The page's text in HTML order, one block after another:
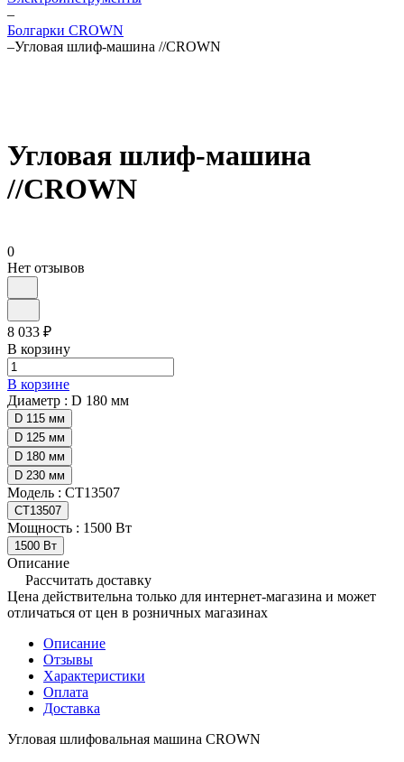
–
Болгарки CROWN
–Угловая шлиф-машина //CROWN
Угловая шлиф-машина
//CROWN
0
Нет отзывов
8 033 ₽
В корзину
В корзине
Диаметр : D 180 мм
D 115 мм
D 125 мм
D 180 мм
D 230 мм
Модель : СТ13507
СТ13507
Мощность : 1500 Вт
1500 Вт
Описание
Рассчитать доставку
Цена действительна только для интернет-магазина и может
отличаться от цен в розничных магазинах
Описание
Отзывы
Характеристики
Оплата
Доставка
Угловая шлифовальная машина CROWN